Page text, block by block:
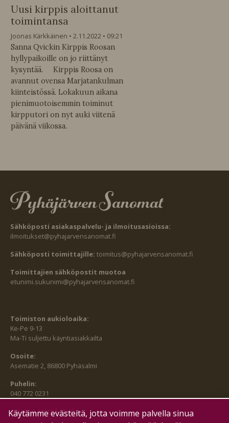
Uusi kirppis aloittanut
toimintansa
Joonas Kärkkäinen 2.11.2022
09:21
Sanna Qvickin Kirppis Roosan
hyllypaikoille on jo riittänyt
kysyntää. Kirppis Roosa on
avannut ovensa Marjatankulman
kiinteistössä. Lokakuun aikana
pienimuotoisemmin toiminut
kirpputori on nyt auki viitenä
päivänä viikossa.
Sähköposti asiakaspalvelu- ja ilmoitusasioissa:
ilmoitukset@pyhajarvensanomat.fi
Sähköposti toimittajille: toimitus@pyhajarvensanomat.fi
Toimittajien sähköpostit muotoa
etunimi.sukunimi@pyhajarvensanomat.fi
Toimiston aukioloaika:
Ke-Pe 9-13
Ma-Ti suljettu käyntiasiakkailta
Osoite:
Asematie 2, 86800 Pyhäsalmi
Puhelin:
040 772 0231
SEURAA MEITÄ MYÖS:
Käytämme evästeitä, jotta voimme palvella sinua